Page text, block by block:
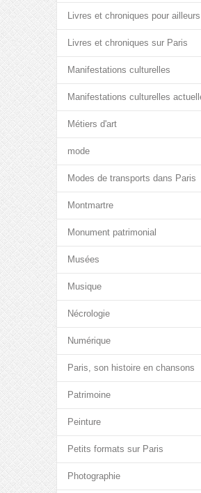
Livres et chroniques pour ailleurs
Livres et chroniques sur Paris
Manifestations culturelles
Manifestations culturelles
Métiers d'art
mode
Modes de transports dans Paris
Montmartre
Monument patrimonial
Musées
Musique
Nécrologie
Numérique
Paris, son histoire en chansons
Patrimoine
Peinture
Petits formats sur Paris
Photographie